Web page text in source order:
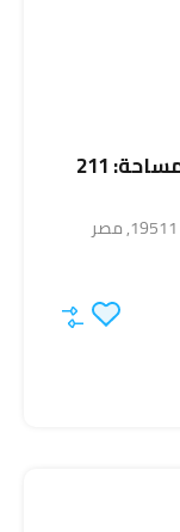
شقة مميزة للإيجار بمدينتي – B3 مساحة: 211